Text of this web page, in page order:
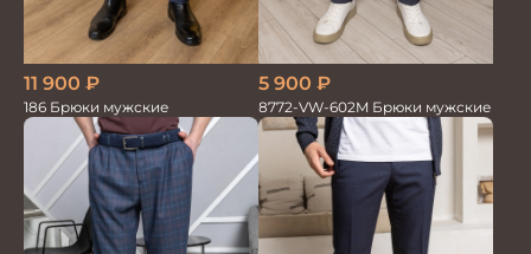
11 900 ₽
186 Брюки мужские
5 900 ₽
8772-VW-602M Брюки мужские